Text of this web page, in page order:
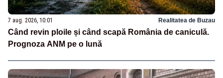
7 aug. 2026, 10:01 Realitatea de Buzau
Când revin ploile și când scapă România de caniculă.
Prognoza ANM pe o lună